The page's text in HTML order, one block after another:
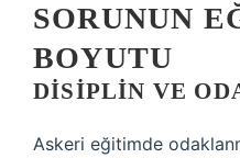
SORUNUN
BOYUTU
DISIPLIN VE
Askeri eğitimde